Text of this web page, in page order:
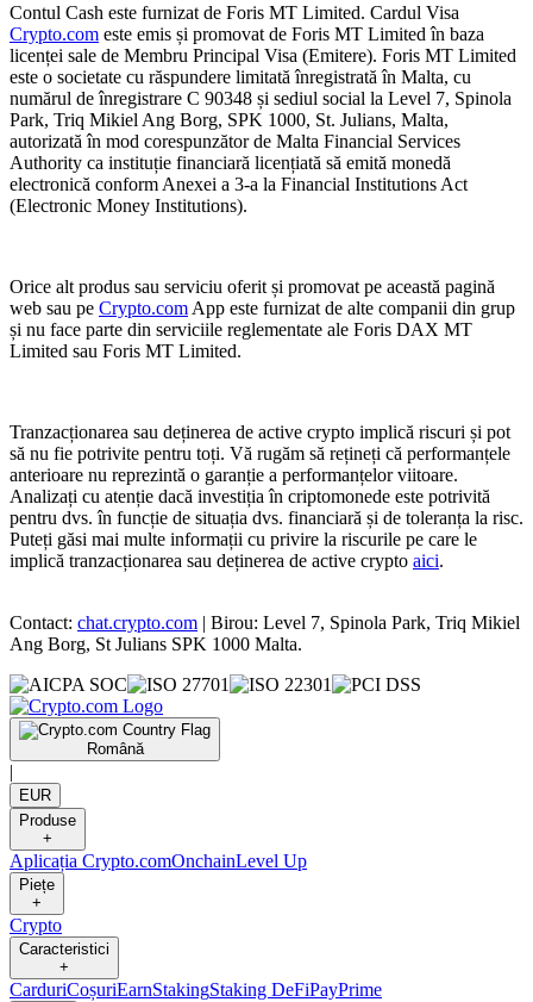
Contul Cash este furnizat de Foris MT Limited. Cardul Visa
Crypto.com este emis și promovat de Foris MT Limited în baza
licenței sale de Membru Principal Visa (Emitere). Foris MT Limited
este o societate cu răspundere limitată înregistrată în Malta, cu
numărul de înregistrare C 90348 și sediul social la Level 7, Spinola
Park, Triq Mikiel Ang Borg, SPK 1000, St. Julians, Malta,
autorizată în mod corespunzător de Malta Financial Services
Authority ca instituție financiară licențiată să emită monedă
electronică conform Anexei a 3-a la Financial Institutions Act
(Electronic Money Institutions).
Orice alt produs sau serviciu oferit și promovat pe această pagină
web sau pe Crypto.com App este furnizat de alte companii din grup
și nu face parte din serviciile reglementate ale Foris DAX MT
Limited sau Foris MT Limited.
Tranzacționarea sau deținerea de active crypto implică riscuri și pot
să nu fie potrivite pentru toți. Vă rugăm să rețineți că performanțele
anterioare nu reprezintă o garanție a performanțelor viitoare.
Analizați cu atenție dacă investiția în criptomonede este potrivită
pentru dvs. în funcție de situația dvs. financiară și de toleranța la risc.
Puteți găsi mai multe informații cu privire la riscurile pe care le
implică tranzacționarea sau deținerea de active crypto aici.
Contact: chat.crypto.com | Birou: Level 7, Spinola Park, Triq Mikiel
Ang Borg, St Julians SPK 1000 Malta.
Română
|
EUR
Produse
+
Aplicația Crypto.comOnchainLevel Up
Piețe
+
Crypto
Caracteristici
+
CarduriCoșuriEarnStakingStaking DeFiPayPrime